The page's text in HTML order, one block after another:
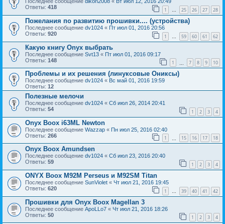
Ответы: 418 1 … 25 26 27 28
Пожелания по развитию прошивки.... (устройства)
Последнее сообщение dv1024 « Пт июл 01, 2016 20:56
Ответы: 920 1 … 59 60 61 62
Какую книгу Onyx выбрать
Последнее сообщение Svt13 « Пт июл 01, 2016 09:17
Ответы: 148 1 7 8 9 10
Проблемы и их решения (линуксовые Ониксы)
Последнее сообщение dv1024 « Вс май 01, 2016 19:59
Ответы: 12
Полезные мелочи
Последнее сообщение dv1024 « Сб июл 26, 2014 20:41
Ответы: 54 1 2 3 4
Onyx Boox i63ML Newton
Последнее сообщение Wazzap « Пн июл 25, 2016 02:40
Ответы: 266 1 15 16 17 18
Onyx Boox Amundsen
Последнее сообщение dv1024 « Сб июл 23, 2016 20:40
Ответы: 59 1 2 3 4
ONYX Boox M92M Perseus и M92SM Titan
Последнее сообщение SunViolet « Чт июл 21, 2016 19:45
Ответы: 620 1 … 39 40 41 42
Прошивки для Onyx Boox Magellan 3
Последнее сообщение ApoLLo7 « Чт июл 21, 2016 18:26
Ответы: 50 1 2 3 4